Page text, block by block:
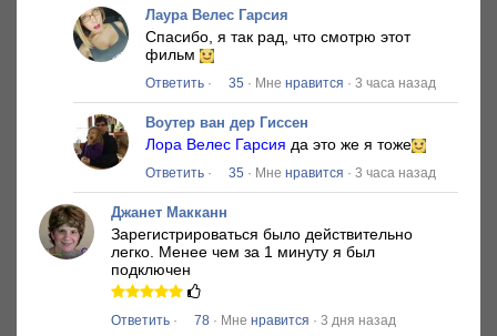
Лаура Велес Гарсия
Спасибо, я так рад, что смотрю этот
фильм
Ответить · 35 · Мне нравится · 3 часа назад
Воутер ван дер Гиссен
Лора Велес Гарсия да это же я тоже
Ответить · 35 · Мне нравится · 3 часа назад
Джанет Макканн
Зарегистрироваться было действительно
легко. Менее чем за 1 минуту я был
подключен
Ответить · 78 · Мне нравится · 3 дня назад